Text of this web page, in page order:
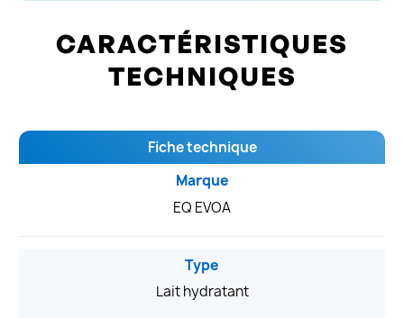
CARACTÉRISTIQUES
TECHNIQUES
Fiche technique
Marque
EQ EVOA
Type
Lait hydratant